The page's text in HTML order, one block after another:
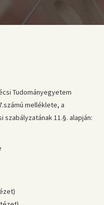
Tudományegyetem
melléklete, a
11.§. alapján: